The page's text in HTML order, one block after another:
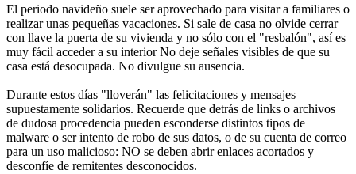
El periodo navideño suele ser aprovechado para visitar a familiares o
realizar unas pequeñas vacaciones. Si sale de casa no olvide cerrar
con llave la puerta de su vivienda y no sólo con el "resbalón", así es
muy fácil acceder a su interior No deje señales visibles de que su
casa está desocupada. No divulgue su ausencia.
Durante estos días "lloverán" las felicitaciones y mensajes
supuestamente solidarios. Recuerde que detrás de links o archivos
de dudosa procedencia pueden esconderse distintos tipos de
malware o ser intento de robo de sus datos, o de su cuenta de correo
para un uso malicioso: NO se deben abrir enlaces acortados y
desconfíe de remitentes desconocidos.